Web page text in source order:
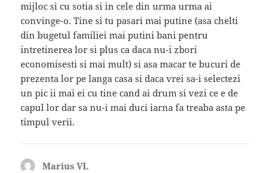
mijloc si cu sotia si in cele din urma urma ai
convinge-o. Tine si tu pasari mai putine (asa chelti
din bugetul familiei mai putini bani pentru
intretinerea lor si plus ca daca nu-i zbori
economisesti si mai mult) si asa macar te bucuri de
prezenta lor pe langa casa si daca vrei sa-i selectezi
un pic ii mai ei cu tine cand ai drum si vezi ce e de
capul lor dar sa nu-i mai duci iarna fa treaba asta pe
timpul verii.
Marius VL